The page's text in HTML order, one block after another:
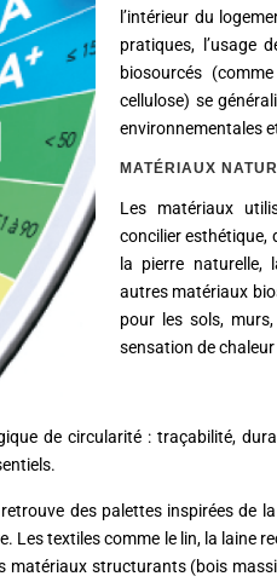
l’intérieur du
pratiques, l’usage
biosourcés
cellulose) se
environnementales
MATÉRIAUX
Les matériaux
concilier esthétique,
la pierre naturelle,
autres matériaux
pour les sols,
sensation de
de circularité : traçabilité,
des palettes inspirées de
Les textiles comme le lin, la laine
matériaux structurants (bois